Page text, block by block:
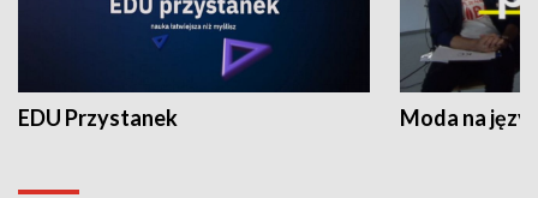
EDU Przystanek Moda na